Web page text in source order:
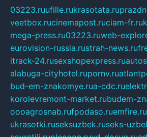
03223.ruufille.rukrasotata.ru
veetbox.rucinemapost.ruciam-fr.ru
mega-press.ru03223.ruweb-
eurovision-russia.rustrah-news.ru
itrack-24.rusexshopexpress.ru
alabuga-cityhotel.rupornv.ru
bud-em-znakomye.rua-cdc.ru
korolevremont-market.rubudem-
oooagrosnab.rufpodaso.ruemfire.ru
ukrasotki.ruseksuzbek.ruseks-